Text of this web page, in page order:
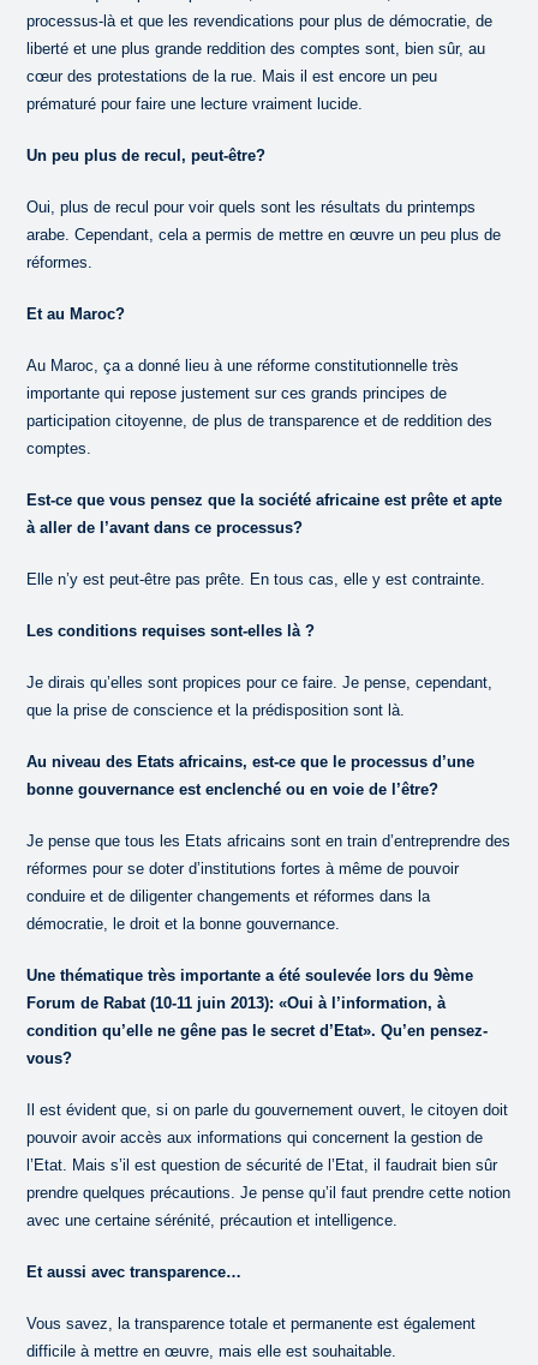
processus-là et que les revendications pour plus de démocratie, de
liberté et une plus grande reddition des comptes sont, bien sûr, au
cœur des protestations de la rue. Mais il est encore un peu
prématuré pour faire une lecture vraiment lucide.
Un peu plus de recul, peut-être?
Oui, plus de recul pour voir quels sont les résultats du printemps
arabe. Cependant, cela a permis de mettre en œuvre un peu plus de
réformes.
Et au Maroc?
Au Maroc, ça a donné lieu à une réforme constitutionnelle très
importante qui repose justement sur ces grands principes de
participation citoyenne, de plus de transparence et de reddition des
comptes.
Est-ce que vous pensez que la société africaine est prête et apte
à aller de l’avant dans ce processus?
Elle n’y est peut-être pas prête. En tous cas, elle y est contrainte.
Les conditions requises sont-elles là ?
Je dirais qu’elles sont propices pour ce faire. Je pense, cependant,
que la prise de conscience et la prédisposition sont là.
Au niveau des Etats africains, est-ce que le processus d’une
bonne gouvernance est enclenché ou en voie de l’être?
Je pense que tous les Etats africains sont en train d’entreprendre des
réformes pour se doter d’institutions fortes à même de pouvoir
conduire et de diligenter changements et réformes dans la
démocratie, le droit et la bonne gouvernance.
Une thématique très importante a été soulevée lors du 9ème
Forum de Rabat (10-11 juin 2013): «Oui à l’information, à
condition qu’elle ne gêne pas le secret d’Etat». Qu’en pensez-
vous?
Il est évident que, si on parle du gouvernement ouvert, le citoyen doit
pouvoir avoir accès aux informations qui concernent la gestion de
l’Etat. Mais s’il est question de sécurité de l’Etat, il faudrait bien sûr
prendre quelques précautions. Je pense qu’il faut prendre cette notion
avec une certaine sérénité, précaution et intelligence.
Et aussi avec transparence…
Vous savez, la transparence totale et permanente est également
difficile à mettre en œuvre, mais elle est souhaitable.